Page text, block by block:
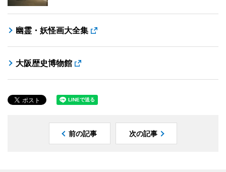
幽霊・妖怪画大全集
大阪歴史博物館
前の記事 次の記事